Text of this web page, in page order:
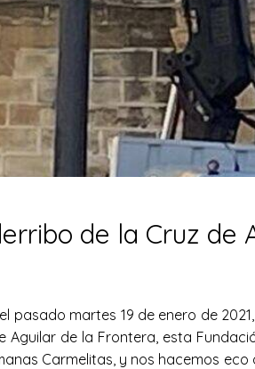
de la Cruz de
pasado martes 19 de enero de
de la Frontera, esta
Carmelitas, y nos hacemos